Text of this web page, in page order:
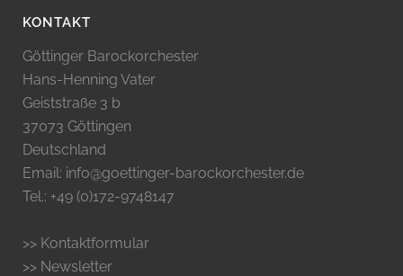
KONTAKT
Göttinger Barockorchester
Hans-Henning Vater
Geiststraße 3 b
37073 Göttingen
Deutschland
Email: info@goettinger-barockorchester.de
Tel.: +49 (0)172-9748147
>> Kontaktformular
>> Newsletter